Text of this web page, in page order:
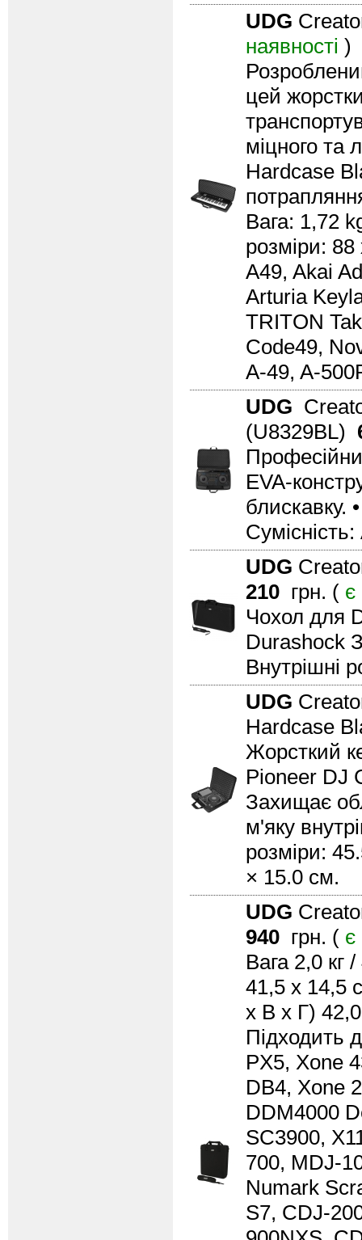
UDG
наявності )
цей
міцного та
Hardcase
Вага: 1,72
розміри:
A49, Akai
Arturia
TRITON
Code49,
A-49, A-
UDG
(U8329BL)
EVA-
блискавку.
UDG
210 грн. ( є
Чохол для
Durashock
Внутрішні
UDG
Hardcase
Жорсткий
Pioneer DJ
Захищає
м'яку
розміри:
× 15.0 см.
UDG
940 грн. ( є
Вага 2,0 кг
41,5 x 14,5
x В x Г)
Підходить
PX5, Xone
DB4, Xone
DDM4000
SC3900,
700, MDJ-
Numark
S7, CDJ-